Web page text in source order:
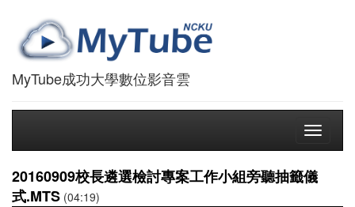
MyTube成功大學數位影音雲
Toggle
20160909校長遴選檢討專案工作小組旁聽抽籤儀
式.MTS (04:19)